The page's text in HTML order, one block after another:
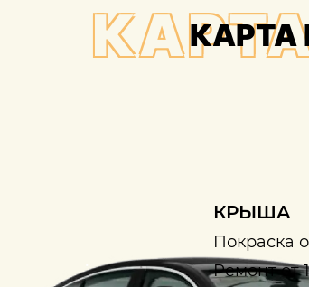
КАРТА
КРЫША
Покраска
Ремонт от